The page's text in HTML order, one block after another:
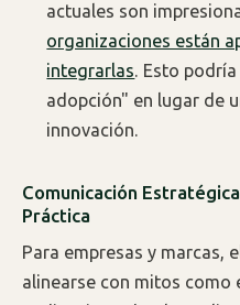
actuales son
organizaciones están
integrarlas. Esto
adopción" en lugar de
innovación.
Comunicación
Práctica
Para empresas y marcas,
alinearse con mitos como